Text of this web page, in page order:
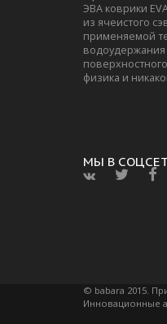
ЭВА коврики
из ячеистого
применяемой
физика и
МЫ В
© babara 2015.
Инновационные